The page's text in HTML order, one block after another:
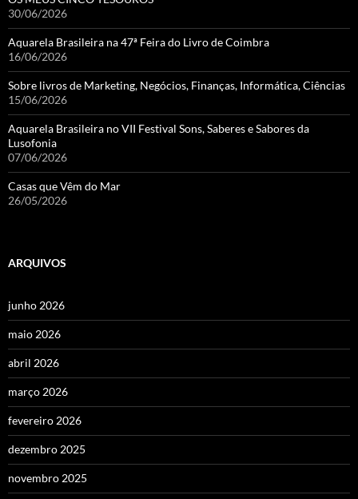
30/06/2026
Aquarela Brasileira na 47ª Feira do Livro de Coimbra
16/06/2026
Sobre livros de Marketing, Negócios, Finanças, Informática, Ciências
15/06/2026
Aquarela Brasileira no VII Festival Sons, Saberes e Sabores da
Lusofonia
07/06/2026
Casas que Vêm do Mar
26/05/2026
ARQUIVOS
junho 2026
maio 2026
abril 2026
março 2026
fevereiro 2026
dezembro 2025
novembro 2025